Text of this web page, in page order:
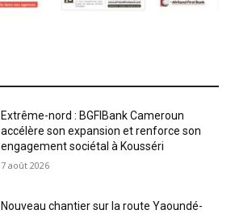
Extrême-nord : BGFIBank Cameroun
accélère son expansion et renforce son
engagement sociétal à Kousséri
7 août 2026
Nouveau chantier sur la route Yaoundé-